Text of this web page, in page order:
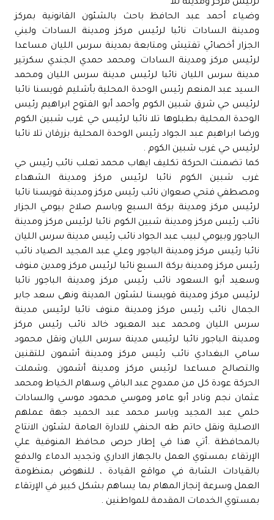
لرئيس مركز ومدينة تلا
وضياء أحمد عبد الحافظ باحث بالشئون القانونية بمركز
ومدينة السادات نائبا لرئيس مركز ومدينة السادات ولبني
الجزار أخصائي تفتيش ومتابعة بمدينة سرس الليان مساعدا
لرئيس مركز ومدينة السادات ومحمد حمدي الجندي سكرتير
مدينة سرس الليان نائبا لرئيس مدينة سرس الليان ومحمد
السيد عبد المنعم رئيس الوحدة المحلية بأشليم قويسنا نائبا
لرئيس حي شرق شبين الكوم وأحمد أبو الفتوح ابراهيم رئيس
الوحدة المحلية بطبلوها تلا نائبا لرئيس حي غرب شبين الكوم
ورضا ابراهيم عبد الجواد رئيس الوحدة المحلية بزرقان تلا نائبا
لرئيس حي غرب شبين الكوم .
كما تضمنت الحركة تكليف ايهاب محمد تعلب نائب رئيس حي
غرب شبين الكوم نائبا لرئيس مركز ومدينة الشهداء
ومصطفي فتحي صعوان نائب رئيس مركز ومدينة قويسنا نائبا
لرئيس مركز ومدينة بركة السبع وباسم صلاح بيومي الجزار
نائب رئيس مركز ومدينة شبين الكوم نائبا لرئيس مركز ومدينة
الباجور وبيومي لبيب عبد الجواد نائب رئيس مدينة سرس الليان
نائبا رئيس مركز ومدينة الباجور وعلي عبد المجيد الصياد نائب
رئيس مركز ومدينة بركة السبع نائبا لرئيس مركز ومدين منوف
وسعيد أبو السعود نائب رئيس مركز ومدينة الباجور نائبا
لرئيس مركز ومدينة قويسنا لشئون المدينة ونهى سعد جابر
الجمال نائب رئيس مركز ومدينة منوف نائبا لرئيس مدينة
سرس الليان ومحمد عبد المعبود خالد نائب رئيس مركز
ومدينة الباجور نائبا لرئيس مدينة سرس الليان ونقل محمود
سامي البغدادي نائب رئيس مركز ومدينة أشمون للتقنين
والتصالح مساعدا لرئيس مركز ومدينة أشمون .وشملت
الحركة عودة كل من ممدوح عبد الباقي وسهام الخياط ومحمد
عثمان نجم ونادر أبو عامر وموسي محمود موسي والسادات
حلمي عبد المجيد وياسر محمد عبد الحميد جهة عملهم
الاصلية ونقل حاتم طه الحنفي للادارة العامة لشئون الانتاج
بالمحافظة .أتي هذا في إطار حرص محافظ المنوفية علي
الإرتقاء بمستوي العمل بالجهاز الاداري وتجديد الدماء والدفع
بالقيادات الشابة في مواقع القيادة ، للنهوض بمنظومة
العمل وسرعة إنجاز المهام بما يساهم بشكل كبير في الإرتقاء
بمستوي الخدمات المقدمة للمواطنين .